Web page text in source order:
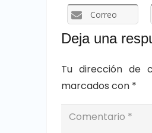
Correo
Deja una
Tu dirección de
marcados con *